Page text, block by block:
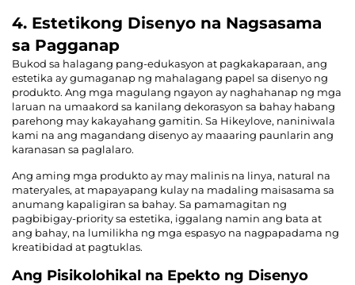
4. Estetikong Disenyo na Nagsasama
sa Pagganap
Bukod sa halagang pang-edukasyon at pagkakaparaan, ang
estetika ay gumaganap ng mahalagang papel sa disenyo ng
produkto. Ang mga magulang ngayon ay naghahanap ng mga
laruan na umaakord sa kanilang dekorasyon sa bahay habang
parehong may kakayahang gamitin. Sa Hikeylove, naniniwala
kami na ang magandang disenyo ay maaaring paunlarin ang
karanasan sa paglalaro.
Ang aming mga produkto ay may malinis na linya, natural na
materyales, at mapayapang kulay na madaling maisasama sa
anumang kapaligiran sa bahay. Sa pamamagitan ng
pagbibigay-priority sa estetika, iggalang namin ang bata at
ang bahay, na lumilikha ng mga espasyo na nagpapadama ng
kreatibidad at pagtuklas.
Ang Pisikolohikal na Epekto ng Disenyo